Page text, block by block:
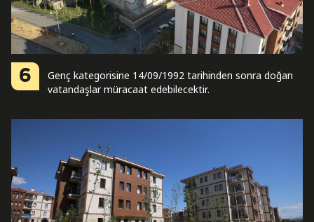
6
Genç kategorisine 14/09/1992 tarihinden sonra doğan
vatandaşlar müracaat edebilecektir.